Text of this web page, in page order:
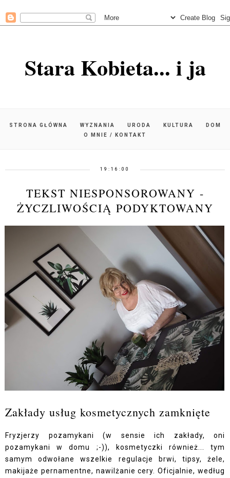
Stara Kobieta... i ja
STRONA GŁÓWNA WYZNANIA URODA KULTURA
DOM
O MNIE / KONTAKT
19:16:00
TEKST NIESPONSOROWANY -
ŻYCZLIWOŚCIĄ PODYKTOWANY
Zakłady usług kosmetycznych zamknięte
Fryzjerzy pozamykani (w sensie ich zakłady, oni
pozamykani w domu ;-)), kosmetyczki również... tym
samym odwołane wszelkie regulacje brwi, tipsy, żele,
makijaże pernamentne, nawilżanie cery. Oficjalnie, według